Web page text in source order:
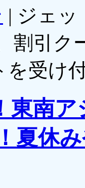
| ジェッ
割引
を受け
東南
夏休